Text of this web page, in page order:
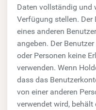
Daten vollständig und
Verfügung stellen. Der
eines anderen
angeben. Der
oder Personen keine
verwenden. Wenn
dass das
von einer anderen
verwendet wird, behält